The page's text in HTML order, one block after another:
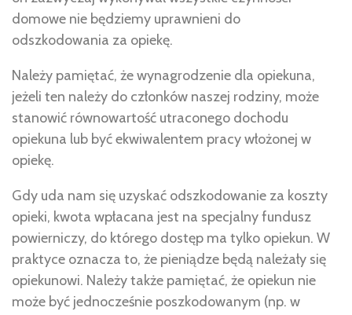
domowe nie będziemy uprawnieni do
odszkodowania za opiekę.
Należy pamiętać, że wynagrodzenie dla opiekuna,
jeżeli ten należy do członków naszej rodziny, może
stanowić równowartość utraconego dochodu
opiekuna lub być ekwiwalentem pracy włożonej w
opiekę.
Gdy uda nam się uzyskać odszkodowanie za koszty
opieki, kwota wpłacana jest na specjalny fundusz
powierniczy, do którego dostęp ma tylko opiekun. W
praktyce oznacza to, że pieniądze będą należały się
opiekunowi. Należy także pamiętać, że opiekun nie
może być jednocześnie poszkodowanym (np. w